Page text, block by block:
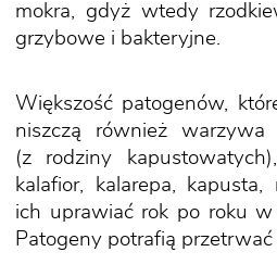
mokra, gdyż wtedy
grzybowe i bakteryjne.
Większość patogenów,
niszczą również
(z rodziny
kalafior, kalarepa,
ich uprawiać rok po roku
Patogeny potrafią